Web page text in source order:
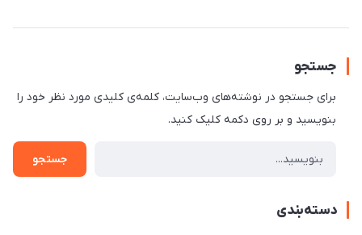
جستجو
برای جستجو در نوشته‌های وب‌سایت، کلمه‌ی کلیدی مورد نظر خود را
بنویسید و بر روی دکمه کلیک کنید.
جستجو
دسته‌بندی